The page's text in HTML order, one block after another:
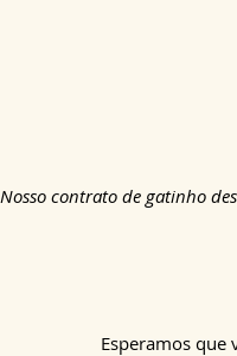
Nosso contrato de gatinho
Esperamos que